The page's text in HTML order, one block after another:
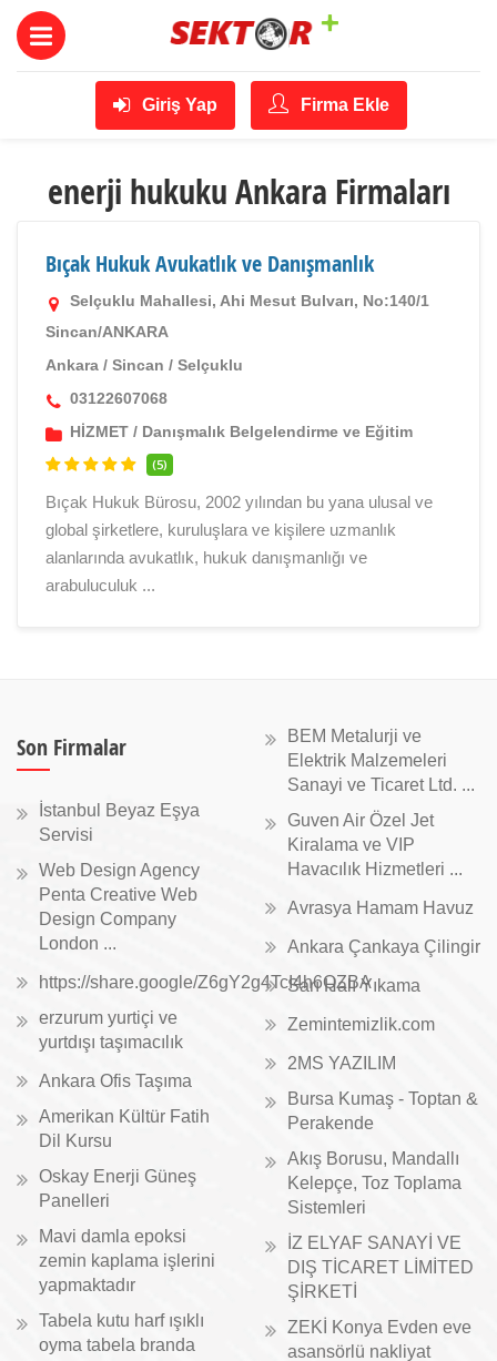
Giriş Yap Firma Ekle
enerji hukuku Ankara Firmaları
Bıçak Hukuk Avukatlık ve Danışmanlık
Selçuklu Mahallesi, Ahi Mesut Bulvarı, No:140/1
Sincan/ANKARA
Ankara / Sincan / Selçuklu
03122607068
HİZMET / Danışmalık Belgelendirme ve Eğitim
(5)
Bıçak Hukuk Bürosu, 2002 yılından bu yana ulusal ve
global şirketlere, kuruluşlara ve kişilere uzmanlık
alanlarında avukatlık, hukuk danışmanlığı ve
arabuluculuk ...
Son Firmalar
İstanbul Beyaz Eşya
Servisi
Web Design Agency
Penta Creative Web
Design Company
London ...
https://share.google/Z6gY2g4TcI4h6QZBA
erzurum yurtiçi ve
yurtdışı taşımacılık
Ankara Ofis Taşıma
Amerikan Kültür Fatih
Dil Kursu
Oskay Enerji Güneş
Panelleri
Mavi damla epoksi
zemin kaplama işlerini
yapmaktadır
Tabela kutu harf ışıklı
oyma tabela branda
BEM Metalurji ve
Elektrik Malzemeleri
Sanayi ve Ticaret Ltd. ...
Guven Air Özel Jet
Kiralama ve VIP
Havacılık Hizmetleri ...
Avrasya Hamam Havuz
Ankara Çankaya Çilingir
Sarı Halı Yıkama
Zemintemizlik.com
2MS YAZILIM
Bursa Kumaş - Toptan &
Perakende
Akış Borusu, Mandallı
Kelepçe, Toz Toplama
Sistemleri
İZ ELYAF SANAYİ VE
DIŞ TİCARET LİMİTED
ŞİRKETİ
ZEKİ Konya Evden eve
asansörlü nakliyat